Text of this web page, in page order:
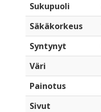
Sukupuoli
Säkäkorkeus
Syntynyt
Väri
Painotus
Sivut